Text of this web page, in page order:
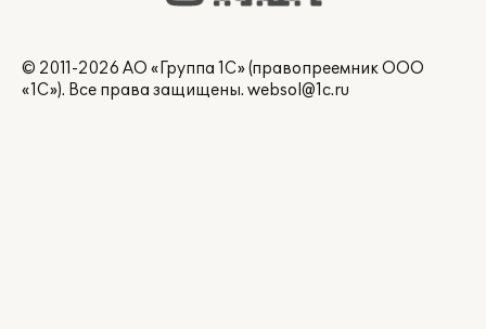
© 2011-2026 АО «Группа 1С» (правопреемник ООО
«1С»). Все права защищены. websol@1c.ru